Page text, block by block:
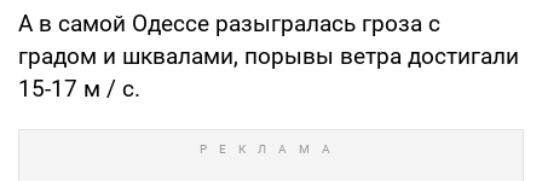
А в самой Одессе разыгралась гроза с
градом и шквалами, порывы ветра достигали
15-17 м / с.